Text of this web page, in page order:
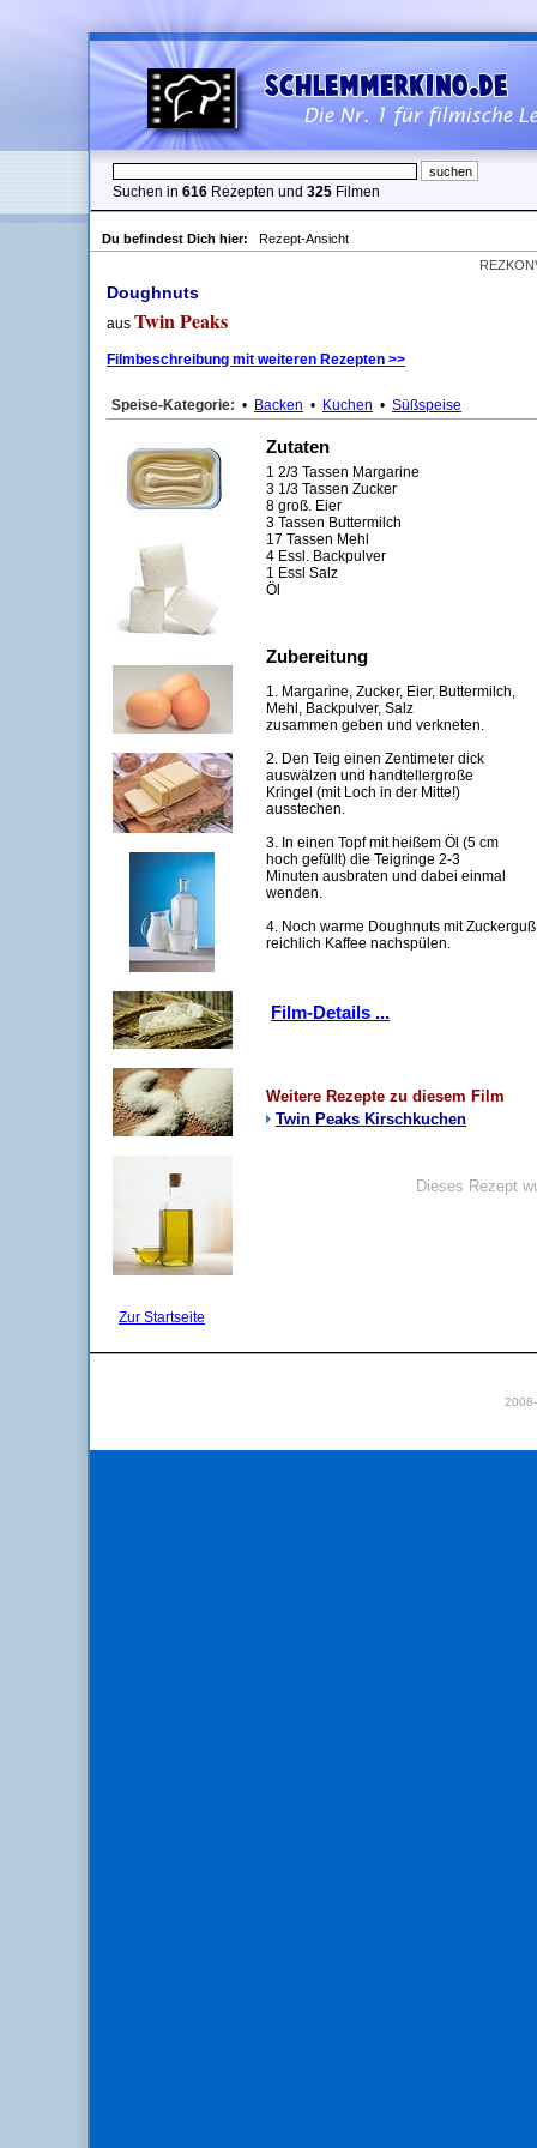
Suchen in 616 Rezepten und 325 Filmen
Du befindest Dich hier:
Rezept-Ansicht
Doughnuts
aus Twin Peaks
Filmbeschreibung mit weiteren Rezepten >>
Speise-Kategorie: • Backen • Kuchen • Süßspeise
Zutaten
1 2/3 Tassen Margarine
3 1/3 Tassen Zucker
8 groß. Eier
3 Tassen Buttermilch
17 Tassen Mehl
4 Essl. Backpulver
1 Essl Salz
Öl
Zubereitung
1. Margarine, Zucker, Eier, Buttermilch,
Mehl, Backpulver, Salz
zusammen geben und verkneten.
2. Den Teig einen Zentimeter dick
auswälzen und handtellergroße
Kringel (mit Loch in der Mitte!)
ausstechen.
3. In einen Topf mit heißem Öl (5 cm
hoch gefüllt) die Teigringe 2-3
Minuten ausbraten und dabei einmal
wenden.
4. Noch warme Doughnuts mit
reichlich Kaffee nachspülen.
Film-Details ...
Weitere Rezepte zu diesem Film
Twin Peaks Kirschkuchen
Dieses Rezept
Zur Startseite